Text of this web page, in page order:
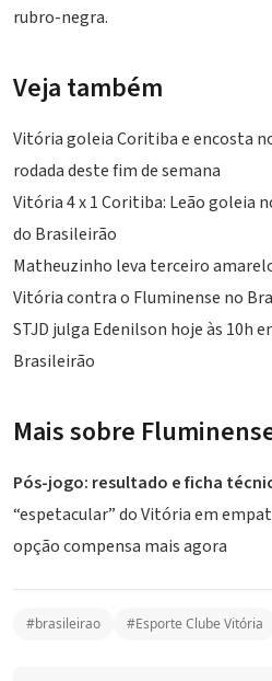
rubro-negra.
Veja também
Vitória goleia Coritiba e encosta
rodada deste fim de semana
Vitória 4 x 1 Coritiba: Leão goleia
do Brasileirão
Matheuzinho leva terceiro
Vitória contra o Fluminense no
STJD julga Edenilson hoje às 10h
Brasileirão
Mais sobre
Pós-jogo: resultado e ficha
“espetacular” do Vitória em
opção compensa mais agora
#brasileirao #Esporte Clube Vitória